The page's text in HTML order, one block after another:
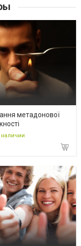
метадонової
наличии